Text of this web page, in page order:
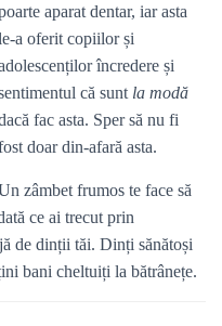
aparat dentar, iar asta
a oferit copiilor și
încredere și
că sunt la modă
fac asta. Sper să nu fi
doar din-afară asta.
zâmbet frumos te face să
ce ai trecut prin
de dinții tăi. Dinți sănătoși
bani cheltuiți la bătrânețe.